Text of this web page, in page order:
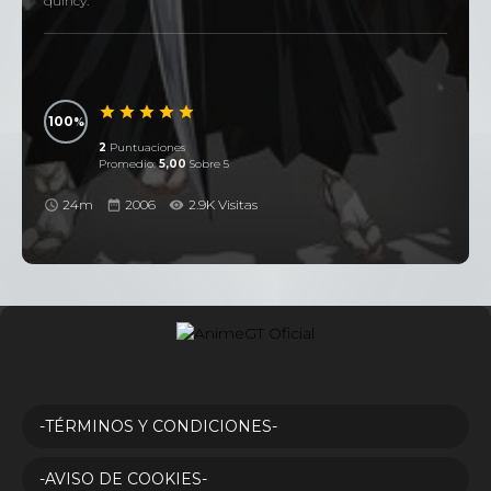
100
2 Puntuaciones
Promedio:5,00 Sobre 5
24m 2006 2.9K Visitas
-TÉRMINOS Y CONDICIONES-
-AVISO DE COOKIES-